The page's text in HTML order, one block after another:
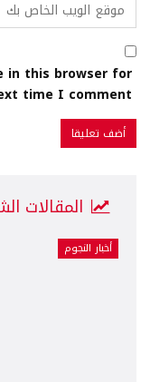
in this browser for
time I comment.
المقالات
أخبار النجوم